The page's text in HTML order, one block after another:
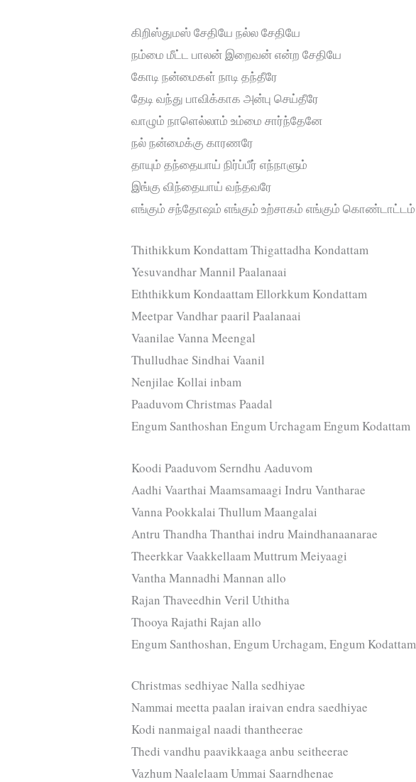
கிறிஸ்துமஸ் சேதியே நல்ல சேதியே
நம்மை மீட்ட பாலன் இறைவன் என்ற சேதியே
கோடி நன்மைகள் நாடி தந்தீரே
தேடி வந்து பாவிக்காக அன்பு செய்தீரே
வாழும் நாளெல்லாம் உம்மை சார்ந்தேனே
நல் நன்மைக்கு காரணரே
தாயும் தந்தையாய் நிர்ப்பீர் எந்நாளும்
இங்கு விந்தையாய் வந்தவரே
எங்கும் சந்தோஷம் எங்கும் உற்சாகம் எங்கும் கொண்டாட்டம்
Thithikkum Kondattam Thigattadha Kondattam
Yesuvandhar Mannil Paalanaai
Eththikkum Kondaattam Ellorkkum Kondattam
Meetpar Vandhar paaril Paalanaai
Vaanilae Vanna Meengal
Thulludhae Sindhai Vaanil
Nenjilae Kollai inbam
Paaduvom Christmas Paadal
Engum Santhoshan Engum Urchagam Engum Kodattam
Koodi Paaduvom Serndhu Aaduvom
Aadhi Vaarthai Maamsamaagi Indru Vantharae
Vanna Pookkalai Thullum Maangalai
Antru Thandha Thanthai indru Maindhanaanarae
Theerkkar Vaakkellaam Muttrum Meiyaagi
Vantha Mannadhi Mannan allo
Rajan Thaveedhin Veril Uthitha
Thooya Rajathi Rajan allo
Engum Santhoshan, Engum Urchagam, Engum Kodattam
Christmas sedhiyae Nalla sedhiyae
Nammai meetta paalan iraivan endra saedhiyae
Kodi nanmaigal naadi thantheerae
Thedi vandhu paavikkaaga anbu seitheerae
Vazhum Naalelaam Ummai Saarndhenae